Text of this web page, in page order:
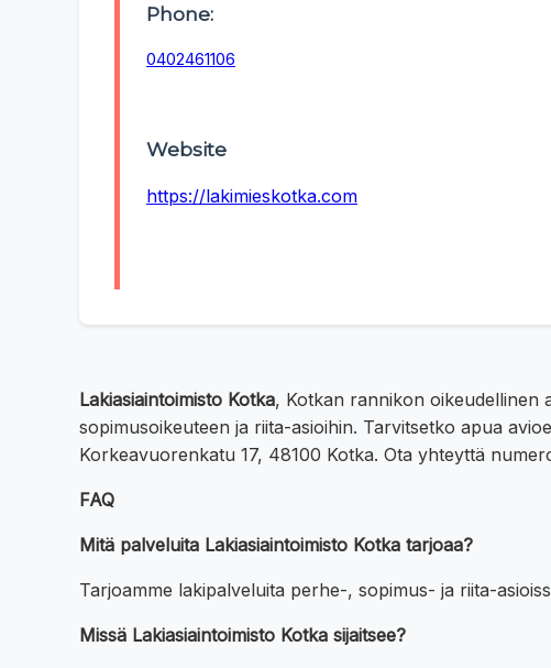
Phone:
0402461106
Website
https://lakimieskotka.com
Lakiasiaintoimisto Kotka, Kotkan rannikon oikeudellinen
sopimusoikeuteen ja riita-asioihin. Tarvitsetko apua
Korkeavuorenkatu 17, 48100 Kotka. Ota yhteyttä
FAQ
Mitä palveluita Lakiasiaintoimisto Kotka tarjoaa?
Tarjoamme lakipalveluita perhe-, sopimus- ja riita-
Missä Lakiasiaintoimisto Kotka sijaitsee?